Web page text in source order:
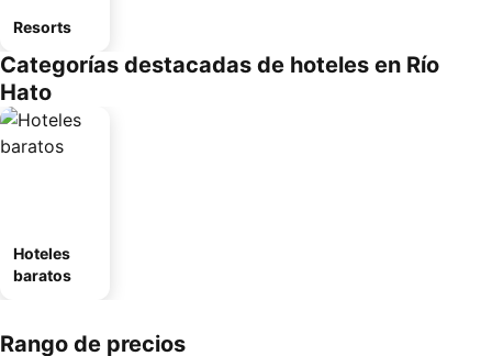
Resorts
Categorías destacadas de hoteles en Río
Hato
Hoteles
baratos
Rango de precios